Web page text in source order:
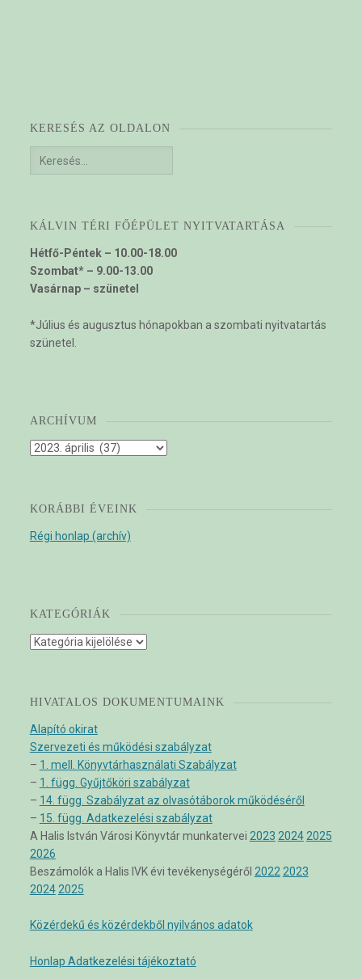
KERESÉS AZ OLDALON
Keresés:
KÁLVIN TÉRI FŐÉPÜLET NYITVATARTÁSA
Hétfő-Péntek – 10.00-18.00
Szombat* – 9.00-13.00
Vasárnap – szünetel
*Július és augusztus hónapokban a szombati nyitvatartás
szünetel.
ARCHÍVUM
Archívum
KORÁBBI ÉVEINK
Régi honlap (archív)
KATEGÓRIÁK
Kategóriák
HIVATALOS DOKUMENTUMAINK
Alapító okirat
Szervezeti és működési szabályzat
– 1. mell. Könyvtárhasználati Szabályzat
– 1. függ. Gyűjtőköri szabályzat
– 14. függ. Szabályzat az olvasótáborok működéséről
– 15. függ. Adatkezelési szabályzat
A Halis István Városi Könyvtár munkatervei 2023 2024 2025
2026
Beszámolók a Halis IVK évi tevékenységéről 2022 2023
2024 2025
Közérdekű és közérdekből nyilvános adatok
Honlap Adatkezelési tájékoztató